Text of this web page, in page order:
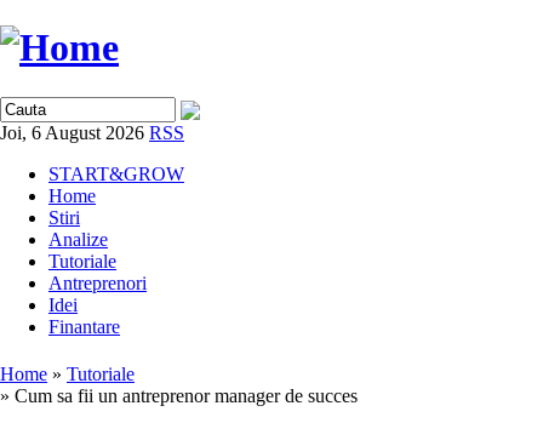
Joi, 6 August 2026 RSS
START&GROW
Home
Stiri
Analize
Tutoriale
Antreprenori
Idei
Finantare
Home » Tutoriale
» Cum sa fii un antreprenor manager de succes